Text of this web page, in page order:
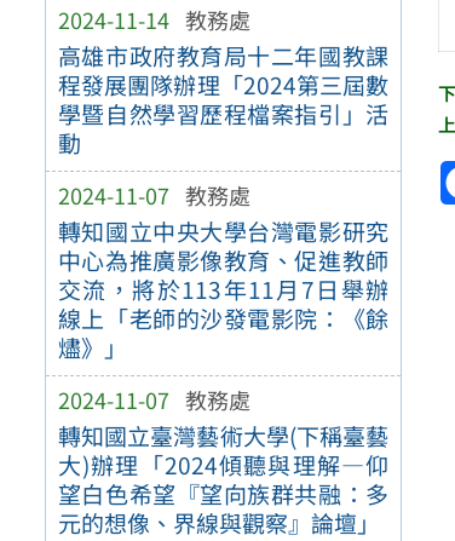
2024-11-14 教務處
高雄市政府教育局十二年國教課
程發展團隊辦理「2024第三屆數
學暨自然學習歷程檔案指引」活
動
2024-11-07 教務處
轉知國立中央大學台灣電影研究
中心為推廣影像教育、促進教師
交流，將於113年11月7日舉辦
線上「老師的沙發電影院：《餘
燼》」
2024-11-07 教務處
轉知國立臺灣藝術大學(下稱臺藝
大)辦理「2024傾聽與理解—仰
望白色希望『望向族群共融：多
元的想像、界線與觀察』論壇」